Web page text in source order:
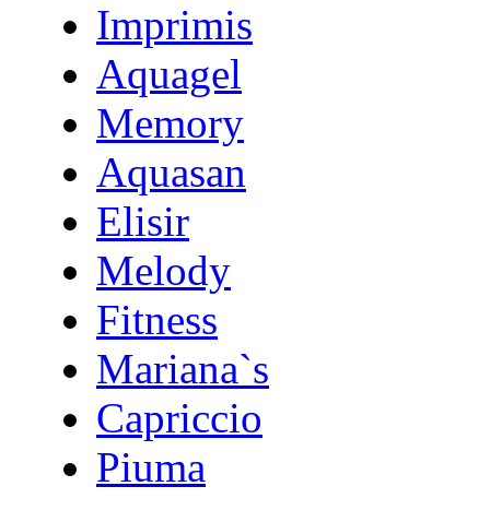
Imprimis
Aquagel
Memory
Aquasan
Elisir
Melody
Fitness
Mariana`s
Capriccio
Piuma